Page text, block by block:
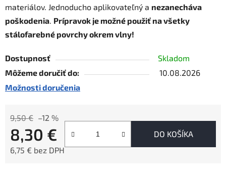
materiálov. Jednoducho aplikovateľný a nezanecháva
poškodenia. Prípravok je možné použiť na všetky
stálofarebné povrchy okrem vlny!
Dostupnosť
Skladom
Môžeme doručiť do:
10.08.2026
Možnosti doručenia
9,50 € –12 %
8,30 €
6,75 € bez DPH
DO KOŠÍKA